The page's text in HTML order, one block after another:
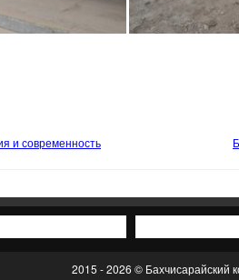
и современность
2015 - 2026 © Бахчисарайский